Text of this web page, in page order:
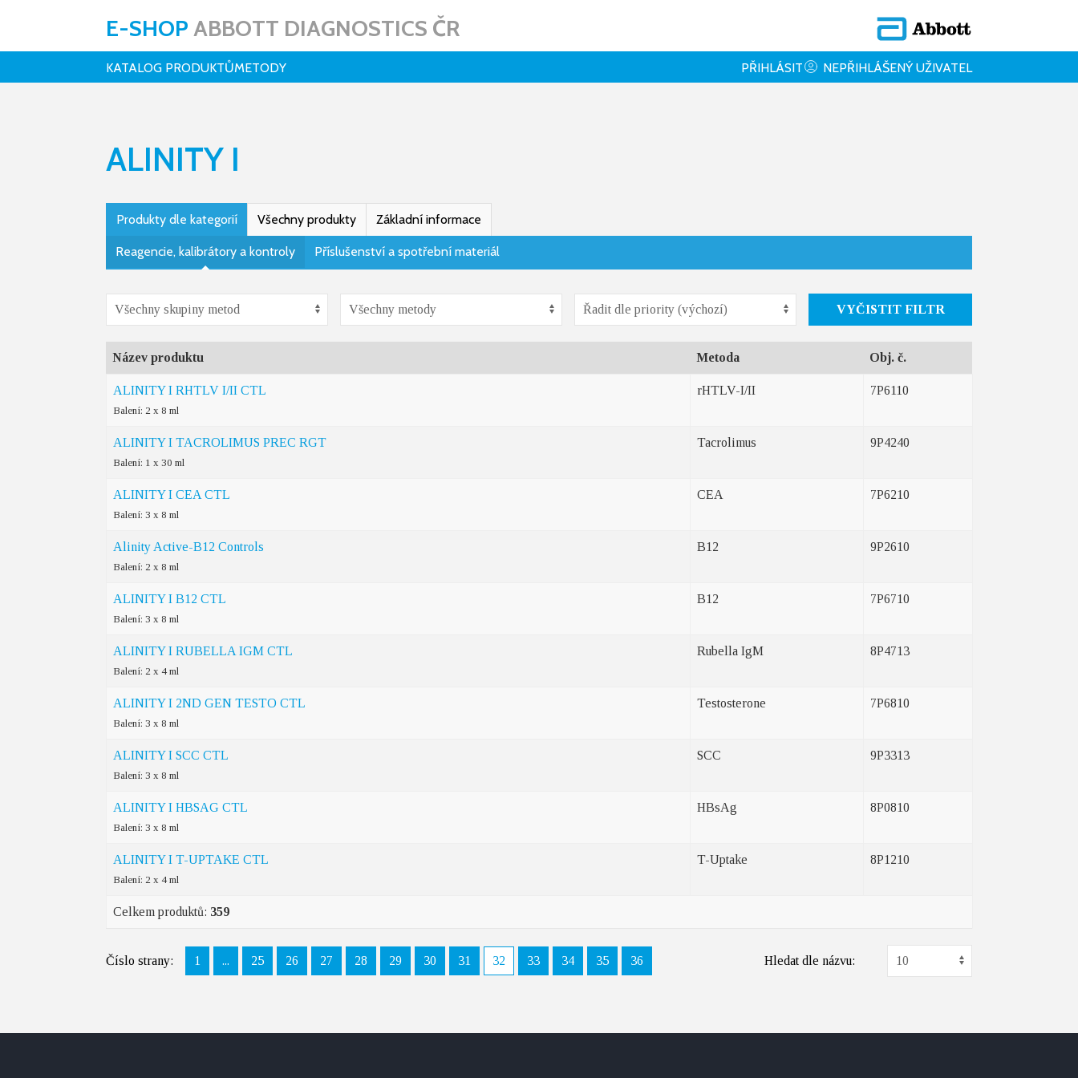
E-SHOP ABBOTT DIAGNOSTICS ČR
KATALOG PRODUKTŮMETODY PŘIHLÁSIT NEPŘIHLÁŠENÝ UŽIVATEL
ALINITY I
Produkty dle kategorií Všechny produkty Základní informace
Reagencie, kalibrátory a kontroly Příslušenství a spotřební materiál
VYČISTIT FILTR
Název produktu Metoda Obj. č.
ALINITY I RHTLV I/II CTL
Balení: 2 x 8 ml
rHTLV-I/II 7P6110
ALINITY I TACROLIMUS PREC RGT
Balení: 1 x 30 ml
Tacrolimus 9P4240
ALINITY I CEA CTL
Balení: 3 x 8 ml
CEA 7P6210
Alinity Active-B12 Controls
Balení: 2 x 8 ml
B12 9P2610
ALINITY I B12 CTL
Balení: 3 x 8 ml
B12 7P6710
ALINITY I RUBELLA IGM CTL
Balení: 2 x 4 ml
Rubella IgM 8P4713
ALINITY I 2ND GEN TESTO CTL
Balení: 3 x 8 ml
Testosterone 7P6810
ALINITY I SCC CTL
Balení: 3 x 8 ml
SCC 9P3313
ALINITY I HBSAG CTL
Balení: 3 x 8 ml
HBsAg 8P0810
ALINITY I T-UPTAKE CTL
Balení: 2 x 4 ml
T-Uptake 8P1210
Celkem produktů: 359
Číslo strany: 1 ... 25 26 27 28 29 30 31 32 33 34 35 36 Hledat dle názvu: